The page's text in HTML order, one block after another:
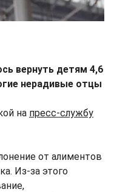
вернуть детям 4,6
нерадивые отцы
на пресс-службу
от алиментов
Из-за этого